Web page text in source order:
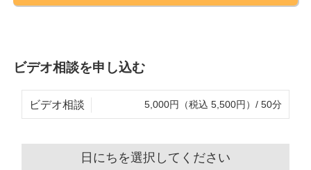
のモヤモヤを解消するお手伝いをするのが、わたした
オンラインというツールは、場所や時間に制限をかけ
この便利なツールを大いに利用し、カウンセラー
自分の悩みを一緒に抱えてくれる存在を頼り、そし
て、自分自身で考え、自分の道を決めて、より良い
ビデオ相談を申し込む
ビデオ相談 5,000円（税込 5,500円）/ 50分
日にちを選択してください